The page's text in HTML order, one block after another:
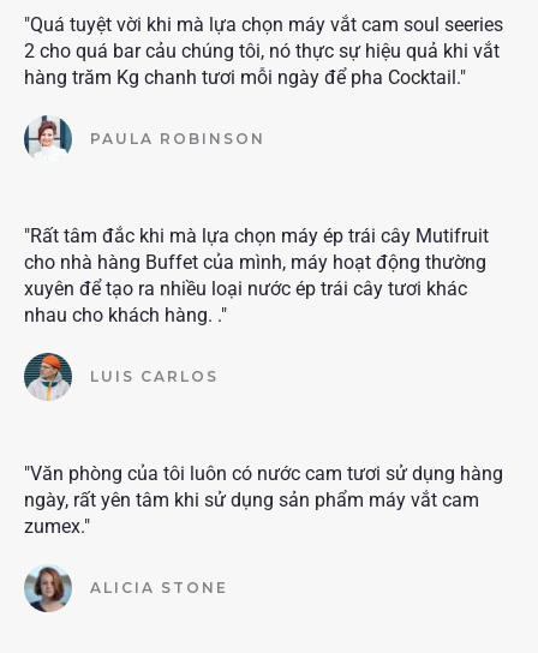
"Quá tuyệt vời khi mà lựa chọn máy vắt cam soul seeries
2 cho quá bar cảu chúng tôi, nó thực sự hiệu quả khi vắt
hàng trăm Kg chanh tươi mỗi ngày để pha Cocktail."
PAULA ROBINSON
"Rất tâm đắc khi mà lựa chọn máy ép trái cây Mutifruit
cho nhà hàng Buffet của mình, máy hoạt động thường
xuyên để tạo ra nhiều loại nước ép trái cây tươi khác
nhau cho khách hàng. ."
LUIS CARLOS
"Văn phòng của tôi luôn có nước cam tươi sử dụng hàng
ngày, rất yên tâm khi sử dụng sản phẩm máy vắt cam
zumex."
ALICIA STONE